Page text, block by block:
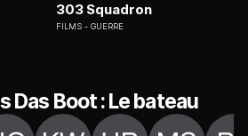
303 Squadron
FILMS GUERRE
Das Boot : Le bateau